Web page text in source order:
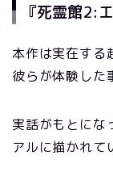
『死霊館2:
本作は実在する
彼らが体験した
実話がもとにな
アルに描かれて